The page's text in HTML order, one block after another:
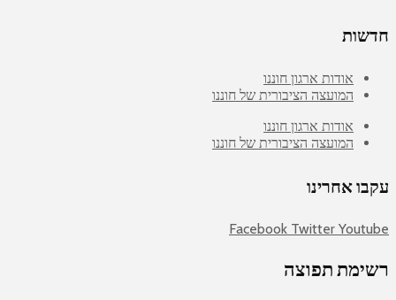
חדשות
אודות ארגון חוננו
המועצה הציבורית של חוננו
אודות ארגון חוננו
המועצה הציבורית של חוננו
עקבו אחרינו
Facebook Twitter Youtube
רשימת תפוצה